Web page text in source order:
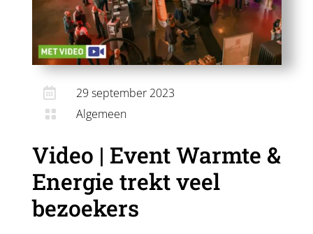
 29 september 2023
 Algemeen
Video | Event Warmte &
Energie trekt veel
bezoekers